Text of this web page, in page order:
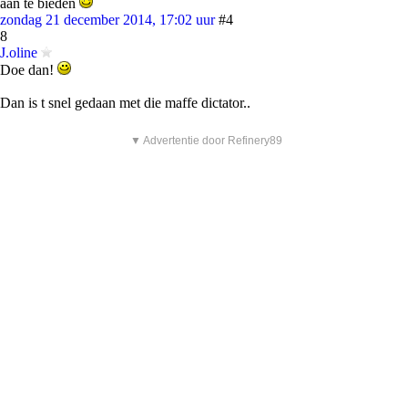
aan te bieden
zondag 21 december 2014, 17:02 uur #4
8
J.oline
Doe dan!
Dan is t snel gedaan met die maffe dictator..
▼ Advertentie door Refinery89